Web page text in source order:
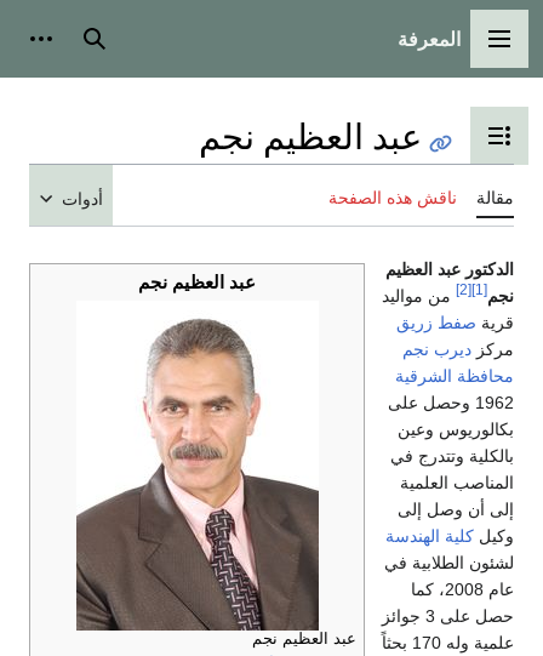
القائمة الرئيسية
المعرفة بحث
تبديل عرض جدول المحتويات
عبد العظيم نجم
مقالة ناقش هذه الصفحة أدوات
عبد العظيم نجم
عبد العظيم نجم
الدكتور عبد العظيم
نجم[1]
[2]
من مواليد
قرية صفط زريق
مركز ديرب نجم
محافظة الشرقية
1962 وحصل على
بكالوريوس وعين
بالكلية وتتدرج في
المناصب العلمية
إلى أن وصل إلى
وكيل كلية الهندسة
لشئون الطلابية في
عام 2008، كما
حصل على 3 جوائز
علمية وله 170 بحثاً